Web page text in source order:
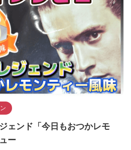
ェンド「今日もおつかレモ
ー